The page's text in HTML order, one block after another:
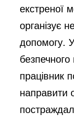
екстреної
організує
допомогу.
працівник
направити